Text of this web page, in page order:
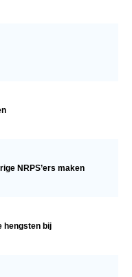
NRPS’ers maken
hengsten bij